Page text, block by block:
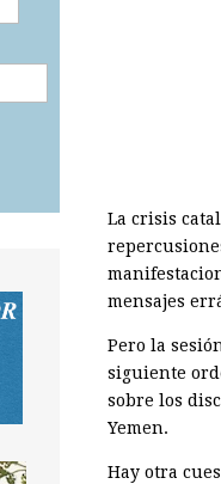
La crisis
mensajes
Pero la
siguiente
sobre los
Yemen.
Hay otra